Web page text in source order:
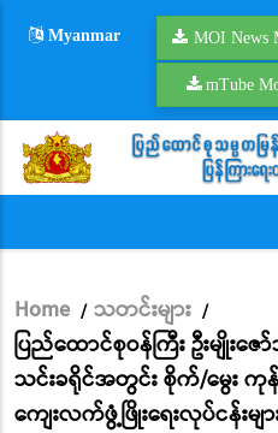
Myanmar MOI News
mTube
Breadcrumb
Home / သတင်းများ /
ပြည်ထောင်စုဝန်ကြီး ဦးမျိုးဇ
သင်းခရိုင်အတွင်း စိုက်/မွေး ကု
ကျေးလက်ဖွံ့ဖြိုးရေးလုပ်ငန်းမျ